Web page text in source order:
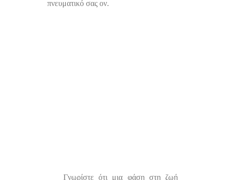
πνευματικό σας ον.
Γνωρίστε ότι μια φάση στη ζωή